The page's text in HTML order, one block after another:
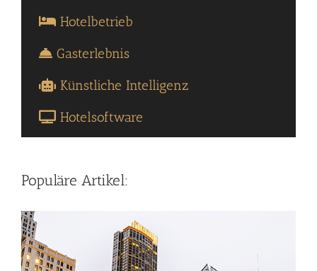
Hotelbetrieb
Gasterlebnis
Künstliche Intelligenz
Hotelsoftware
Populäre Artikel: